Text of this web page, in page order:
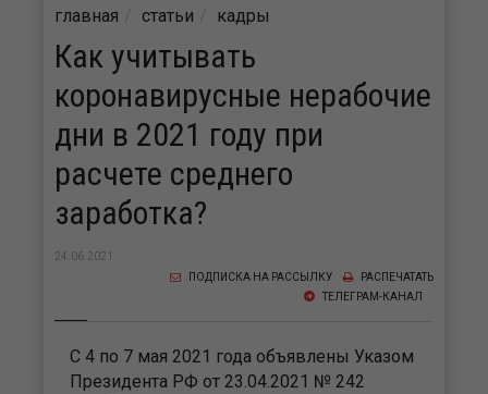
главная статьи кадры
Как учитывать
коронавирусные нерабочие
дни в 2021 году при
расчете среднего
заработка?
24.06.2021
РАСПЕЧАТАТЬ
ПОДПИСКА НА РАССЫЛКУ
ТЕЛЕГРАМ-КАНАЛ
С 4 по 7 мая 2021 года объявлены Указом
Президента РФ от 23.04.2021 № 242